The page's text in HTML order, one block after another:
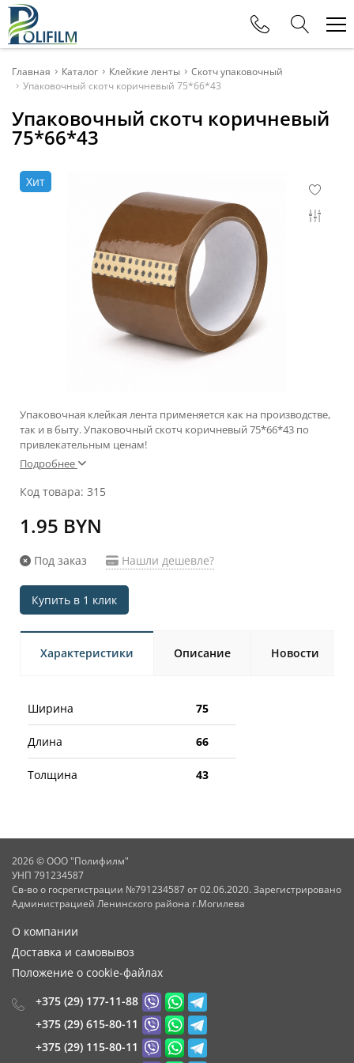
Телефоны
Офис
Отдел продаж
+375 (29) 625-32-15
Главная Каталог Клейкие ленты
Скотч упаковочный
Упаковочный скотч коричневый 75*66*43
Упаковочный скотч коричневый
75*66*43
Хит
Упаковочная клейкая лента применяется как на производстве,
так и в быту. Упаковочный скотч коричневый 75*66*43 по
привлекательным ценам!
Подробнее
Код товара: 315
1.95 BYN
Под заказ Нашли дешевле?
Купить в 1 клик
Характеристики Описание Новости
Ширина 75
Длина 66
Толщина 43
2026 © ООО "Полифилм"
УНП 791234587
Св-во о госрегистрации №791234587 от 02.06.2020. Зарегистрировано
Администрацией Ленинского района г.Могилева
О компании
Доставка и самовывоз
Положение о cookie-файлах
+375 (29) 177-11-88
+375 (29) 615-80-11
+375 (29) 115-80-11